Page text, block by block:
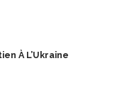
À L’Ukraine